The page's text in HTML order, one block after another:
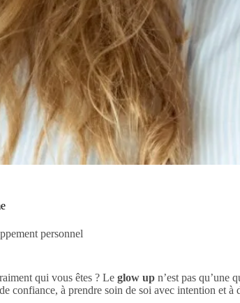
personnel
qui vous êtes ? Le glow up n’est pas qu’une
confiance, à prendre soin de soi avec intention et à